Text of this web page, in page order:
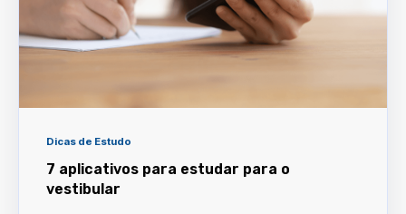
Dicas de Estudo
7 aplicativos para estudar para o
vestibular